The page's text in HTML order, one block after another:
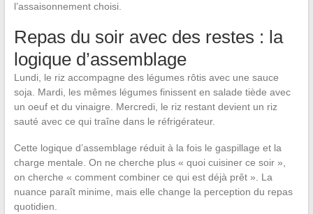
l’assaisonnement choisi.
Repas du soir avec des restes : la
logique d’assemblage
Lundi, le riz accompagne des légumes rôtis avec une sauce
soja. Mardi, les mêmes légumes finissent en salade tiède avec
un oeuf et du vinaigre. Mercredi, le riz restant devient un riz
sauté avec ce qui traîne dans le réfrigérateur.
Cette logique d’assemblage réduit à la fois le gaspillage et la
charge mentale. On ne cherche plus « quoi cuisiner ce soir »,
on cherche « comment combiner ce qui est déjà prêt ». La
nuance paraît minime, mais elle change la perception du repas
quotidien.